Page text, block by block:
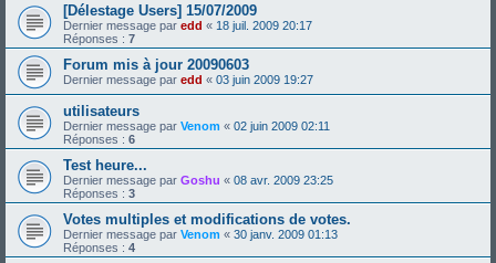
[Délestage Users] 15/07/2009
Dernier message par edd « 18 juil. 2009 20:17
Réponses : 7
Forum mis à jour 20090603
Dernier message par edd « 03 juin 2009 19:27
utilisateurs
Dernier message par Venom « 02 juin 2009 02:11
Réponses : 6
Test heure...
Dernier message par Goshu « 08 avr. 2009 23:25
Réponses : 3
Votes multiples et modifications de votes.
Dernier message par Venom « 30 janv. 2009 01:13
Réponses : 4